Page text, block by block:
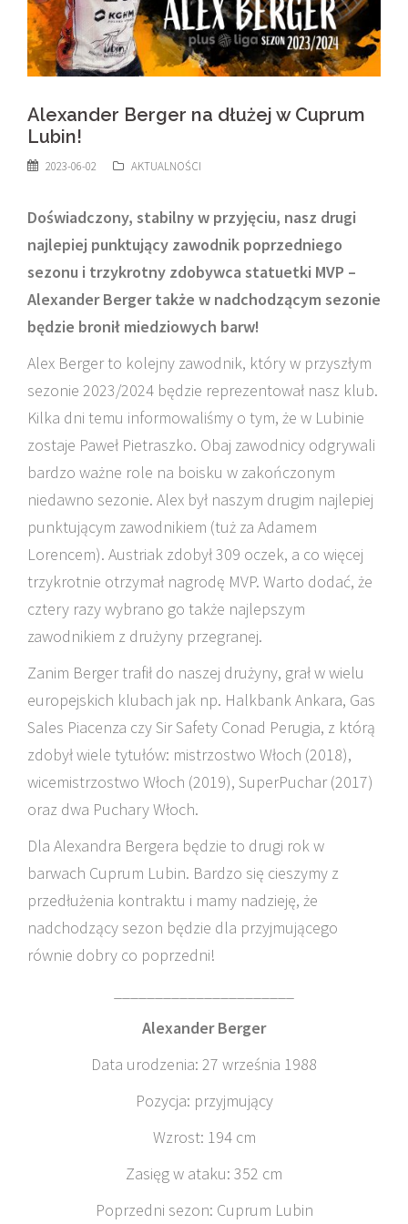
Alexander Berger na dłużej w Cuprum
Lubin!
2023-06-02 AKTUALNOŚCI
Doświadczony, stabilny w przyjęciu, nasz drugi
najlepiej punktujący zawodnik poprzedniego
sezonu i trzykrotny zdobywca statuetki MVP –
Alexander Berger także w nadchodzącym sezonie
będzie bronił miedziowych barw!
Alex Berger to kolejny zawodnik, który w przyszłym
sezonie 2023/2024 będzie reprezentował nasz klub.
Kilka dni temu informowaliśmy o tym, że w Lubinie
zostaje Paweł Pietraszko. Obaj zawodnicy odgrywali
bardzo ważne role na boisku w zakończonym
niedawno sezonie. Alex był naszym drugim najlepiej
punktującym zawodnikiem (tuż za Adamem
Lorencem). Austriak zdobył 309 oczek, a co więcej
trzykrotnie otrzymał nagrodę MVP. Warto dodać, że
cztery razy wybrano go także najlepszym
zawodnikiem z drużyny przegranej.
Zanim Berger trafił do naszej drużyny, grał w wielu
europejskich klubach jak np. Halkbank Ankara, Gas
Sales Piacenza czy Sir Safety Conad Perugia, z którą
zdobył wiele tytułów: mistrzostwo Włoch (2018),
wicemistrzostwo Włoch (2019), SuperPuchar (2017)
oraz dwa Puchary Włoch.
Dla Alexandra Bergera będzie to drugi rok w
barwach Cuprum Lubin. Bardzo się cieszymy z
przedłużenia kontraktu i mamy nadzieję, że
nadchodzący sezon będzie dla przyjmującego
równie dobry co poprzedni!
Alexander Berger
Data urodzenia: 27 września 1988
Pozycja: przyjmujący
Wzrost: 194 cm
Zasięg w ataku: 352 cm
Poprzedni sezon: Cuprum Lubin